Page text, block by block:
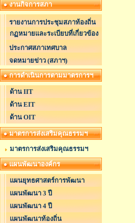
งานกิจการสภา
รายงานการประชุมสภาท้องถิ่น
กฏหมายและระเบียบที่เกี่ยวข้อง
ประกาศสภาเทศบาล
จดหมายข่าว (สภาฯ)
การดำเนินการตามมาตรการฯ
ด้าน IIT
ด้าน EIT
ด้าน OIT
มาตรการส่งเสริมคุณธรรมฯ
มาตรการส่งเสริมคุณธรรมฯ
แผนพัฒนาองค์กร
แผนยุทธศาสตร์การพัฒนา
แผนพัฒนา 3 ปี
แผนพัฒนา 4 ปี
แผนพัฒนาท้องถิ่น